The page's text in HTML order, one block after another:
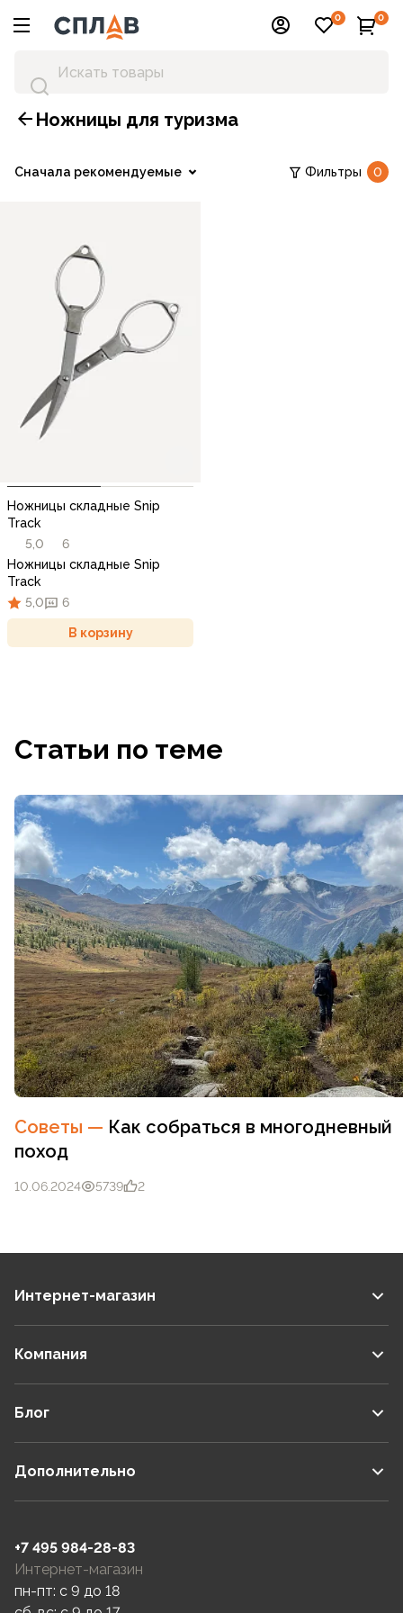
0 0
Ножницы для туризма
Сначала рекомендуемые Фильтры 0
Ножницы складные Snip
Track
5,0
6
Ножницы складные Snip
Track
5,0
6
В корзину
Статьи по теме
Советы — Как собраться в многодневный
поход
10.06.2024 5739 2
Интернет-магазин
Компания
Блог
Дополнительно
+7 495 984-28-83
Интернет-магазин
пн-пт: c 9 до 18